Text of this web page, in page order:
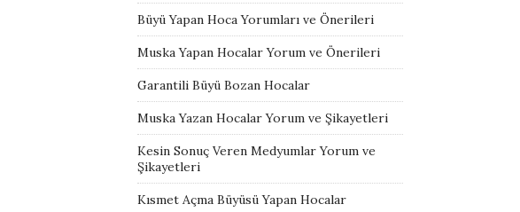
Büyü Yapan Hoca Yorumları ve Önerileri
Muska Yapan Hocalar Yorum ve Önerileri
Garantili Büyü Bozan Hocalar
Muska Yazan Hocalar Yorum ve Şikayetleri
Kesin Sonuç Veren Medyumlar Yorum ve
Şikayetleri
Kısmet Açma Büyüsü Yapan Hocalar